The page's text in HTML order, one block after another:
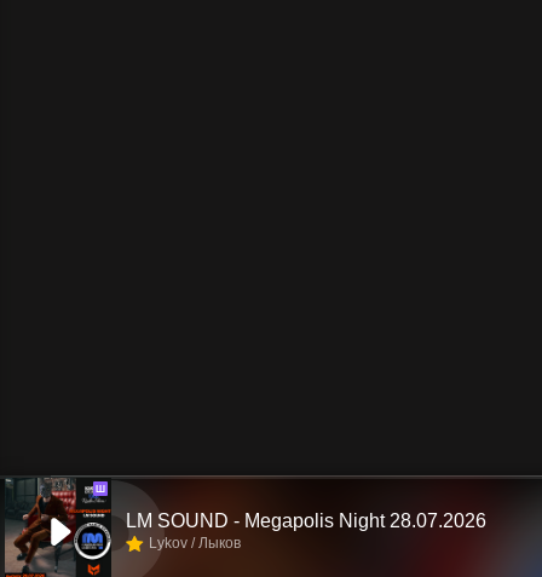
Ш
LM SOUND - Megapolis Night 28.07.2026
Lykov / Лыков